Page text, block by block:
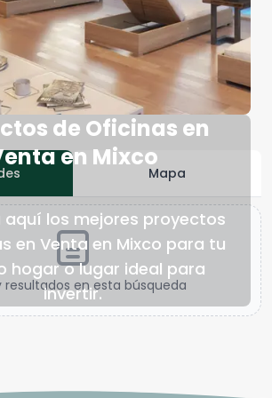
de Oficinas en
en Mixco
aquí los mejores proyectos
en Venta en Mixco para tu
hogar o lugar ideal para
invertir.
Mapa
resultados en esta búsqueda